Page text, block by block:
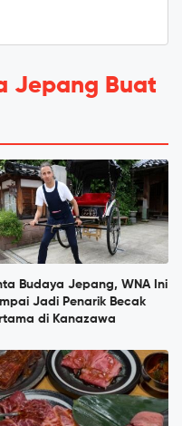
Jepang Buat
Budaya Jepang, WNA Ini
Jadi Penarik Becak
di Kanazawa